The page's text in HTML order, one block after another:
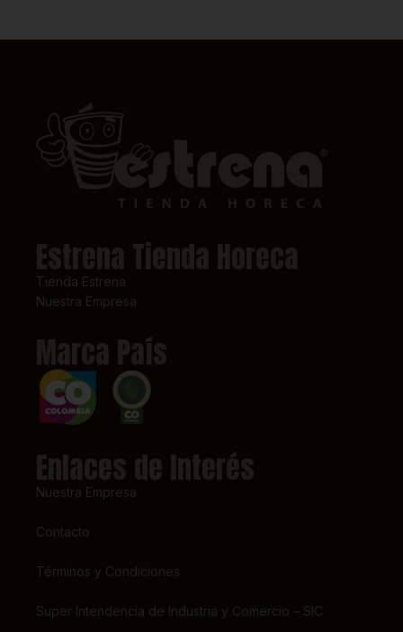
Estrena Tienda Horeca
Tienda Estrena
Nuestra Empresa
Marca País
Enlaces de Interés
Nuestra Empresa
Contacto
Términos y Condiciones
Super Intendencia de Industria y Comercio – SIC